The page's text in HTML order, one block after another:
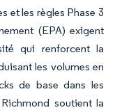
et les règles Phase 3
(EPA) exigent
qui renforcent la
les volumes en
de base dans les
soutient la